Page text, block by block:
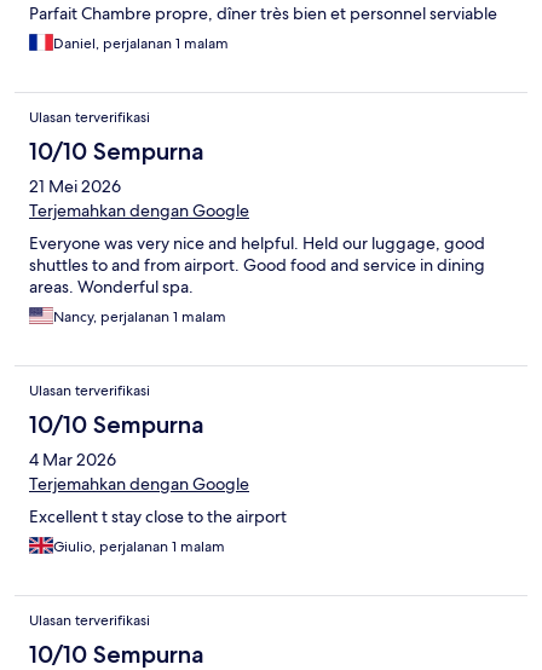
Parfait Chambre propre, dîner très bien et personnel serviable
Daniel, perjalanan 1 malam
Ulasan terverifikasi
10/10 Sempurna
21 Mei 2026
Terjemahkan dengan Google
Everyone was very nice and helpful. Held our luggage, good
shuttles to and from airport. Good food and service in dining
areas. Wonderful spa.
Nancy, perjalanan 1 malam
Ulasan terverifikasi
10/10 Sempurna
4 Mar 2026
Terjemahkan dengan Google
Excellent t stay close to the airport
Giulio, perjalanan 1 malam
Ulasan terverifikasi
10/10 Sempurna